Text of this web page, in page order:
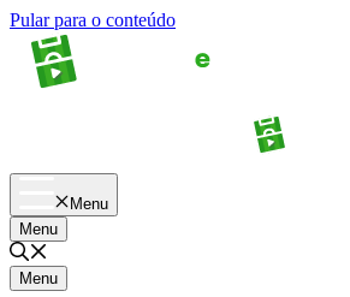
Pular para o conteúdo
Menu
Menu
Menu